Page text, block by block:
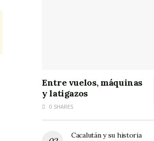
Entre vuelos, máquinas
y latigazos
0 SHARES
Cacalután y su historia